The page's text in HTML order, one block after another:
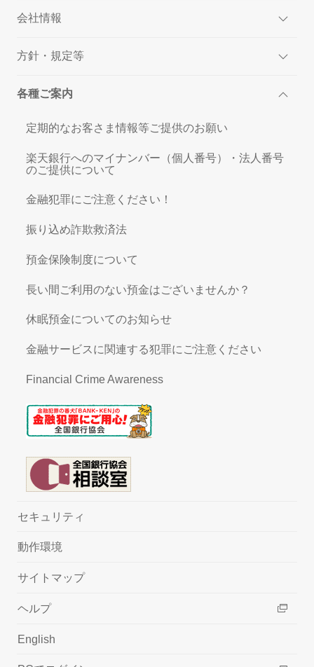
会社情報
方針・規定等
各種ご案内
定期的なお客さま情報等ご提供のお願い
楽天銀行へのマイナンバー（個人番号）・法人番号
のご提供について
金融犯罪にご注意ください！
振り込め詐欺救済法
預金保険制度について
長い間ご利用のない預金はございませんか？
休眠預金についてのお知らせ
金融サービスに関連する犯罪にご注意ください
Financial Crime Awareness
セキュリティ
動作環境
サイトマップ
ヘルプ
English